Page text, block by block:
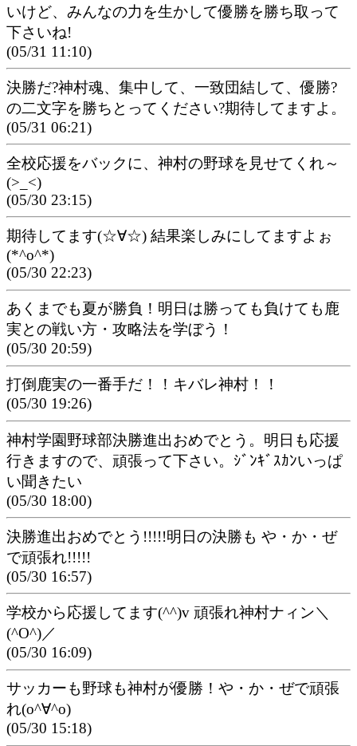
いけど、みんなの力を生かして優勝を勝ち取って
下さいね!
(05/31 11:10)
決勝だ?神村魂、集中して、一致団結して、優勝?
の二文字を勝ちとってください?期待してますよ。
(05/31 06:21)
全校応援をバックに、神村の野球を見せてくれ～
(>_<)
(05/30 23:15)
期待してます(☆∀☆) 結果楽しみにしてますよぉ
(*^o^*)
(05/30 22:23)
あくまでも夏が勝負！明日は勝っても負けても鹿
実との戦い方・攻略法を学ぼう！
(05/30 20:59)
打倒鹿実の一番手だ！！キバレ神村！！
(05/30 19:26)
神村学園野球部決勝進出おめでとう。明日も応援
行きますので、頑張って下さい。ｼﾞﾝｷﾞｽｶﾝいっぱ
い聞きたい
(05/30 18:00)
決勝進出おめでとう!!!!!明日の決勝も や・か・ぜ
で頑張れ!!!!!
(05/30 16:57)
学校から応援してます(^^)v 頑張れ神村ナィン＼
(^O^)／
(05/30 16:09)
サッカーも野球も神村が優勝！や・か・ぜで頑張
れ(o^∀^o)
(05/30 15:18)